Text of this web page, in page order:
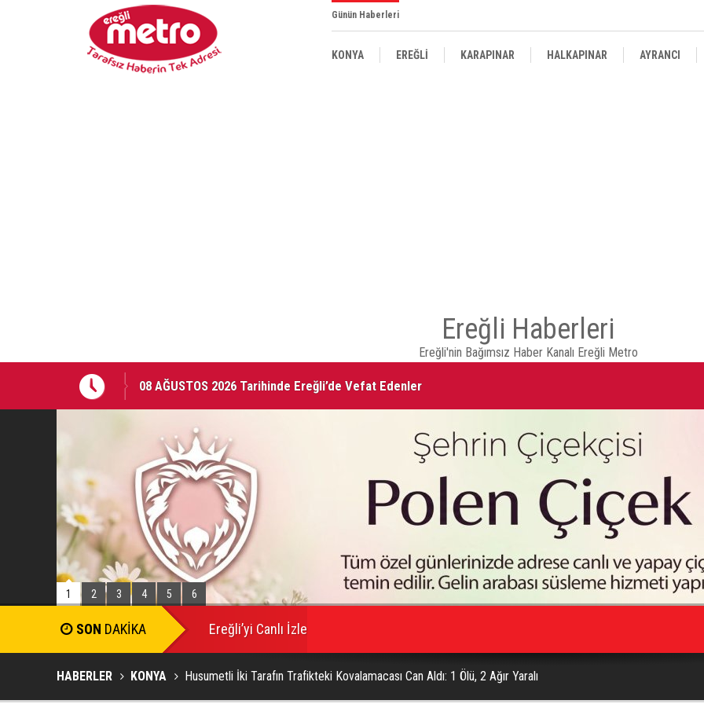
Günün Haberleri
KONYA EREĞLİ KARAPINAR HALKAPINAR AYRANCI
Ereğli Haberleri
Ereğli'nin Bağımsız Haber Kanalı Ereğli Metro
08 AĞUSTOS 2026 Tarihinde Ereğli’de Vefat Edenler
Ereğli Kaymakam Genel, Genç Voleybolcuların Antrenmanını İzledi
1 2 3 4 5 6
Ereğli’yi Canlı İzle
HABERLER KONYA Husumetli İki Tarafın Trafikteki Kovalamacası Can Aldı: 1 Ölü, 2 Ağır Yaralı